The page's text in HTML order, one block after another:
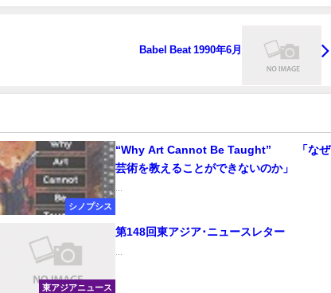
Babel Beat 1990年6月
シノプシス
“Why Art Cannot Be Taught” 「なぜ
芸術を教えることができないのか」
東アジアニュース
第148回東アジア･ニュースレター